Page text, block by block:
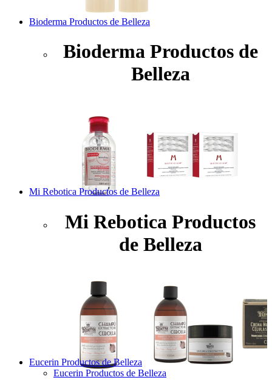
Bioderma Productos de Belleza
Bioderma Productos de
Belleza
Mi Rebotica Productos de Belleza
Mi Rebotica Productos
de Belleza
Eucerin Productos de Belleza
Eucerin Productos de Belleza